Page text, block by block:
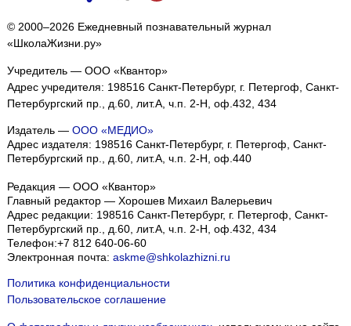
© 2000–2026 Ежедневный познавательный журнал
«ШколаЖизни.ру»
Учредитель — ООО «Квантор»
Адрес учредителя: 198516 Санкт-Петербург, г. Петергоф, Санкт-
Петербургский пр., д.60, лит.А, ч.п. 2-Н, оф.432, 434
Издатель — ООО «МЕДИО»
Адрес издателя: 198516 Санкт-Петербург, г. Петергоф, Санкт-
Петербургский пр., д.60, лит.А, ч.п. 2-Н, оф.440
Редакция — ООО «Квантор»
Главный редактор — Хорошев Михаил Валерьевич
Адрес редакции: 198516 Санкт-Петербург, г. Петергоф, Санкт-
Петербургский пр., д.60, лит.А, ч.п. 2-Н, оф.432, 434
Телефон:+7 812 640-06-60
Электронная почта: askme@shkolazhizni.ru
Политика конфиденциальности
Пользовательское соглашение